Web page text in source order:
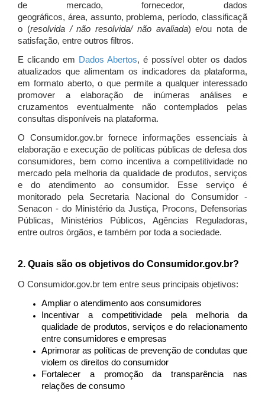
de mercado, fornecedor, dados
geográficos, área, assunto, problema, período, classificaçã
o (resolvida / não resolvida/ não avaliada) e/ou nota de
satisfação, entre outros filtros.
E clicando em Dados Abertos, é possível obter os dados
atualizados que alimentam os indicadores da plataforma,
em formato aberto, o que permite a qualquer interessado
promover a elaboração de inúmeras análises e
cruzamentos eventualmente não contemplados pelas
consultas disponíveis na plataforma.
O Consumidor.gov.br fornece informações essenciais à
elaboração e execução de políticas públicas de defesa dos
consumidores, bem como incentiva a competitividade no
mercado pela melhoria da qualidade de produtos, serviços
e do atendimento ao consumidor. Esse serviço é
monitorado pela Secretaria Nacional do Consumidor -
Senacon - do Ministério da Justiça, Procons, Defensorias
Públicas, Ministérios Públicos, Agências Reguladoras,
entre outros órgãos, e também por toda a sociedade.
2. Quais são os objetivos do Consumidor.gov.br?
O Consumidor.gov.br tem entre seus principais objetivos:
Ampliar o atendimento aos consumidores
Incentivar a competitividade pela melhoria da
qualidade de produtos, serviços e do relacionamento
entre consumidores e empresas
Aprimorar as políticas de prevenção de condutas que
violem os direitos do consumidor
Fortalecer a promoção da transparência nas
relações de consumo